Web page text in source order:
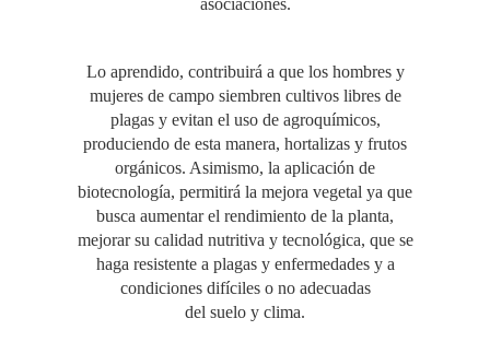
asociaciones.
Lo aprendido, contribuirá a que los hombres y
mujeres de campo siembren cultivos libres de
plagas y evitan el uso de agroquímicos,
produciendo de esta manera, hortalizas y frutos
orgánicos. Asimismo, la aplicación de
biotecnología, permitirá la mejora vegetal ya que
busca aumentar el rendimiento de la planta,
mejorar su calidad nutritiva y tecnológica, que se
haga resistente a plagas y enfermedades y a
condiciones difíciles o no adecuadas
del suelo y clima.